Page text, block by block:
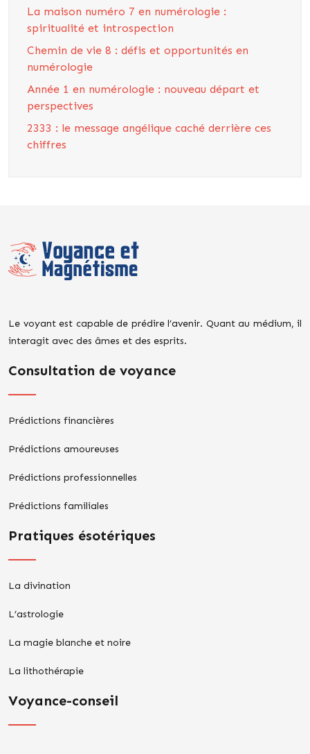
La maison numéro 7 en numérologie :
spiritualité et introspection
Chemin de vie 8 : défis et opportunités en
numérologie
Année 1 en numérologie : nouveau départ et
perspectives
2333 : le message angélique caché derrière ces
chiffres
Le voyant est capable de prédire l’avenir. Quant au médium, il
interagit avec des âmes et des esprits.
Consultation de voyance
Prédictions financières
Prédictions amoureuses
Prédictions professionnelles
Prédictions familiales
Pratiques ésotériques
La divination
L’astrologie
La magie blanche et noire
La lithothérapie
Voyance-conseil